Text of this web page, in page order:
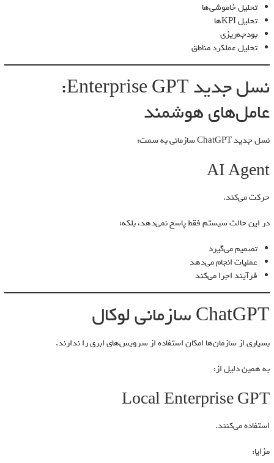
تحلیل خاموشی‌ها
تحلیل KPIها
بودجه‌ریزی
تحلیل عملکرد مناطق
نسل جدید Enterprise GPT:
عامل‌های هوشمند
نسل جدید ChatGPT سازمانی به سمت:
AI Agent
حرکت می‌کند.
در این حالت سیستم فقط پاسخ نمی‌دهد، بلکه:
تصمیم می‌گیرد
عملیات انجام می‌دهد
فرآیند اجرا می‌کند
ChatGPT سازمانی لوکال
بسیاری از سازمان‌ها امکان استفاده از سرویس‌های ابری را ندارند.
به همین دلیل از:
Local Enterprise GPT
استفاده می‌کنند.
مزایا: